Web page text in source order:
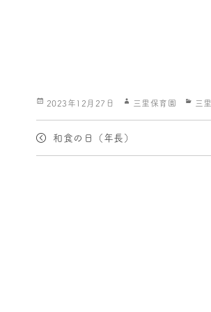
投
2023年12月27日
作
三里保育園
カ
三
和食の日（年長）